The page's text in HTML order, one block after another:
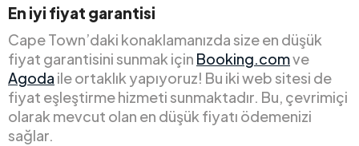
En iyi fiyat garantisi
Cape Town’daki konaklamanızda size en düşük
fiyat garantisini sunmak için Booking.comve
Agoda ile ortaklık yapıyoruz! Bu iki web sitesi de
fiyat eşleştirme hizmeti sunmaktadır. Bu, çevrimiçi
olarak mevcut olan en düşük fiyatı ödemenizi
sağlar.